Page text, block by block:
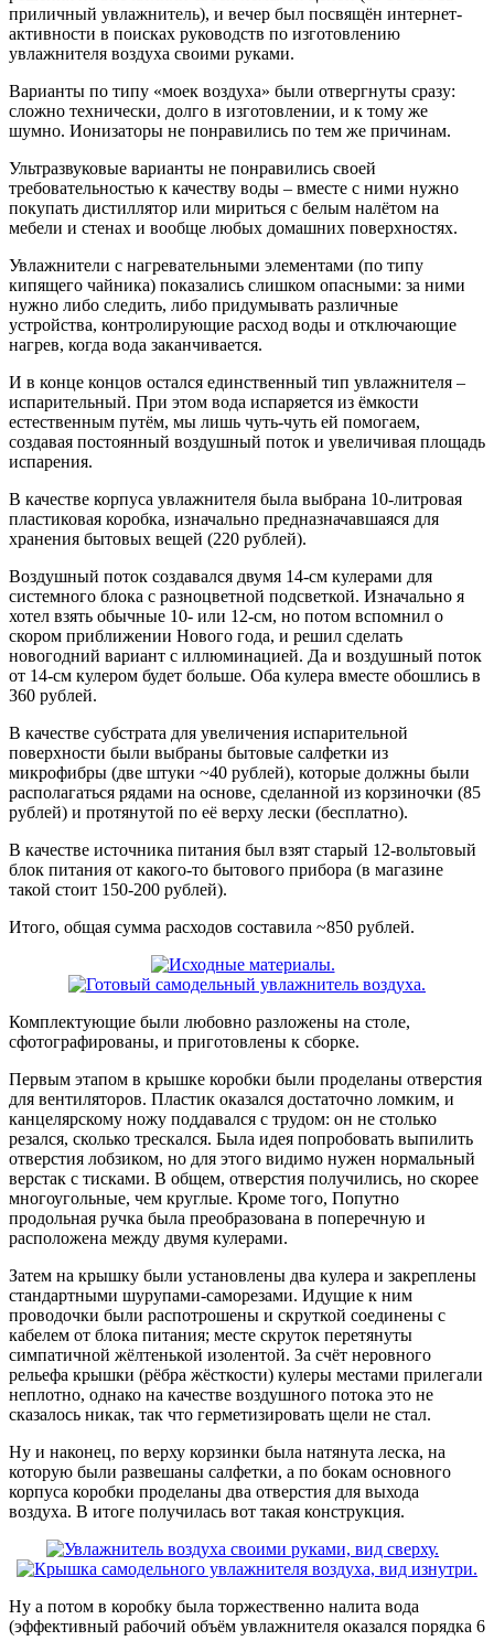
приличный увлажнитель), и вечер был посвящён интернет-
активности в поисках руководств по изготовлению
увлажнителя воздуха своими руками.
Варианты по типу «моек воздуха» были отвергнуты сразу:
сложно технически, долго в изготовлении, и к тому же
шумно. Ионизаторы не понравились по тем же причинам.
Ультразвуковые варианты не понравились своей
требовательностью к качеству воды – вместе с ними нужно
покупать дистиллятор или мириться с белым налётом на
мебели и стенах и вообще любых домашних поверхностях.
Увлажнители с нагревательными элементами (по типу
кипящего чайника) показались слишком опасными: за ними
нужно либо следить, либо придумывать различные
устройства, контролирующие расход воды и отключающие
нагрев, когда вода заканчивается.
И в конце концов остался единственный тип увлажнителя –
испарительный. При этом вода испаряется из ёмкости
естественным путём, мы лишь чуть-чуть ей помогаем,
создавая постоянный воздушный поток и увеличивая площадь
испарения.
В качестве корпуса увлажнителя была выбрана 10-литровая
пластиковая коробка, изначально предназначавшаяся для
хранения бытовых вещей (220 рублей).
Воздушный поток создавался двумя 14-см кулерами для
системного блока с разноцветной подсветкой. Изначально я
хотел взять обычные 10- или 12-см, но потом вспомнил о
скором приближении Нового года, и решил сделать
новогодний вариант с иллюминацией. Да и воздушный поток
от 14-см кулером будет больше. Оба кулера вместе обошлись в
360 рублей.
В качестве субстрата для увеличения испарительной
поверхности были выбраны бытовые салфетки из
микрофибры (две штуки ~40 рублей), которые должны были
располагаться рядами на основе, сделанной из корзиночки (85
рублей) и протянутой по её верху лески (бесплатно).
В качестве источника питания был взят старый 12-вольтовый
блок питания от какого-то бытового прибора (в магазине
такой стоит 150-200 рублей).
Итого, общая сумма расходов составила ~850 рублей.
Комплектующие были любовно разложены на столе,
сфотографированы, и приготовлены к сборке.
Первым этапом в крышке коробки были проделаны отверстия
для вентиляторов. Пластик оказался достаточно ломким, и
канцелярскому ножу поддавался с трудом: он не столько
резался, сколько трескался. Была идея попробовать выпилить
отверстия лобзиком, но для этого видимо нужен нормальный
верстак с тисками. В общем, отверстия получились, но скорее
многоугольные, чем круглые. Кроме того, Попутно
продольная ручка была преобразована в поперечную и
расположена между двумя кулерами.
Затем на крышку были установлены два кулера и закреплены
стандартными шурупами-саморезами. Идущие к ним
проводочки были распотрошены и скруткой соединены с
кабелем от блока питания; месте скруток перетянуты
симпатичной жёлтенькой изолентой. За счёт неровного
рельефа крышки (рёбра жёсткости) кулеры местами прилегали
неплотно, однако на качестве воздушного потока это не
сказалось никак, так что герметизировать щели не стал.
Ну и наконец, по верху корзинки была натянута леска, на
которую были развешаны салфетки, а по бокам основного
корпуса коробки проделаны два отверстия для выхода
воздуха. В итоге получилась вот такая конструкция.
Ну а потом в коробку была торжественно налита вода
(эффективный рабочий объём увлажнителя оказался порядка 6